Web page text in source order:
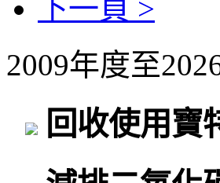
下一頁 >
2009年度至
回收使用寶